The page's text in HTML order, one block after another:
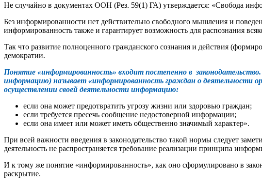
Не случайно в документах ООН (Рез. 59(1) ГА) утверждается: «Свобода
Без информированности нет действительно свободного мышления и
информированность также и гарантирует возможность для распознания
Так что развитие полноценного гражданского сознания и действия
демократии.
Понятие «информированность» входит постепенно в
информацию) называет «информированность граждан о деятельности
осуществлении своей деятельности информацию:
если она может предотвратить угрозу жизни или здоровью граждан;
если требуется пресечь сообщение недостоверной информации;
если она имеет или может иметь общественно значимый характер».
При всей важности введения в законодательство такой нормы следует
деятельность не распространяется требование реализации принципа
И к тому же понятие «информированность», как оно сформулировано в
раскрытие.